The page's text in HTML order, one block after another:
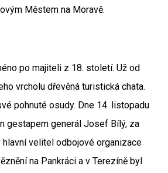
Městem na Moravě.
po majiteli z 18. století. Už od
vrcholu dřevěná turistická chata.
pohnuté osudy. Dne 14. listopadu
gestapem generál Josef Bílý, za
velitel odbojové organizace
na Pankráci a v Terezíně byl